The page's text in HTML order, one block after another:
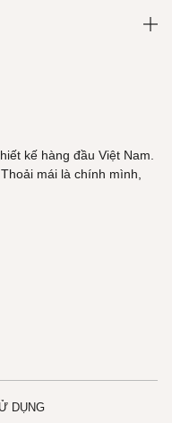
kế hàng đầu Việt Nam.
mái là chính mình,
DỤNG